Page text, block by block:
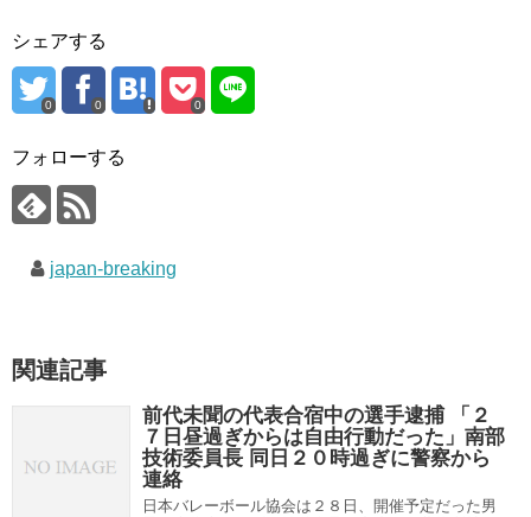
シェアする
0 0 0
フォローする
japan-breaking
関連記事
前代未聞の代表合宿中の選手逮捕 「２
７日昼過ぎからは自由行動だった」南部
技術委員長 同日２０時過ぎに警察から
連絡
日本バレーボール協会は２８日、開催予定だった男